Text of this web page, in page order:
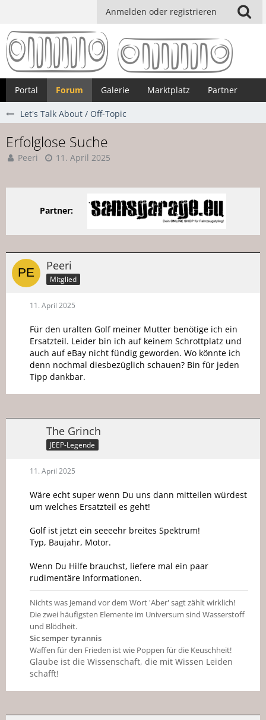
Anmelden oder registrieren
Portal Forum Galerie Marktplatz Partner
Let's Talk About / Off-Topic
Erfolglose Suche
Peeri 11. April 2025
Partner:
Peeri
Mitglied
11. April 2025
Für den uralten Golf meiner Mutter benötige ich ein
Ersatzteil. Leider bin ich auf keinem Schrottplatz und
auch auf eBay nicht fündig geworden. Wo könnte ich
denn nochmal diesbezüglich schauen? Bin für jeden
Tipp dankbar.
The Grinch
JEEP-Legende
11. April 2025
Wäre echt super wenn Du uns dann mitteilen würdest
um welches Ersatzteil es geht!
Golf ist jetzt ein seeeehr breites Spektrum!
Typ, Baujahr, Motor.
Wenn Du Hilfe brauchst, liefere mal ein paar
rudimentäre Informationen.
Nichts was Jemand vor dem Wort 'Aber' sagt zählt wirklich!
Die zwei häufigsten Elemente im Universum sind Wasserstoff
und Blödheit.
Sic semper tyrannis
Waffen für den Frieden ist wie Poppen für die Keuschheit!
Glaube ist die Wissenschaft, die mit Wissen Leiden
schafft!